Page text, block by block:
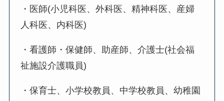
・医師(小児科医、外科医、精神科医、産婦
人科医、内科医)
・看護師・保健師、助産師、介護士(社会福
祉施設介護職員)
・保育士、小学校教員、中学校教員、幼稚園